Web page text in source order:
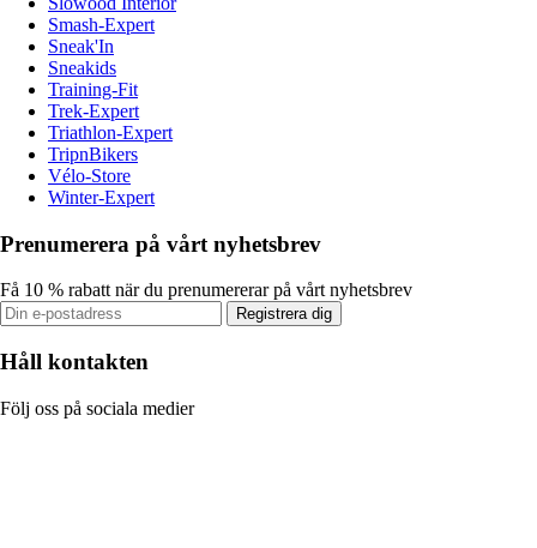
Smash-Expert
Sneak'In
Sneakids
Training-Fit
Trek-Expert
Triathlon-Expert
TripnBikers
Vélo-Store
Winter-Expert
Prenumerera på vårt nyhetsbrev
Få 10 % rabatt när du prenumererar på vårt nyhetsbrev
Registrera dig
Håll kontakten
Följ oss på sociala medier